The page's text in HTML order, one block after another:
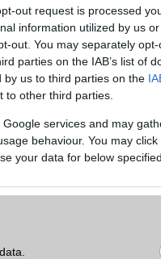
out request is processed
information utilized by us
out. You may separately
parties on the IAB’s list of
by us to third parties on the
to other third parties.
services and may
behaviour. You may
your data for below
Nincs
Nincs
Nincs
Nincs
Detector sensor